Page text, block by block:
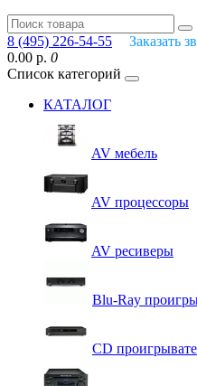
8 (495) 226-54-55
Заказать
0.00 р. 0
Список категорий
КАТАЛОГ
AV мебель
AV процессоры
AV ресиверы
Blu-Ray
CD